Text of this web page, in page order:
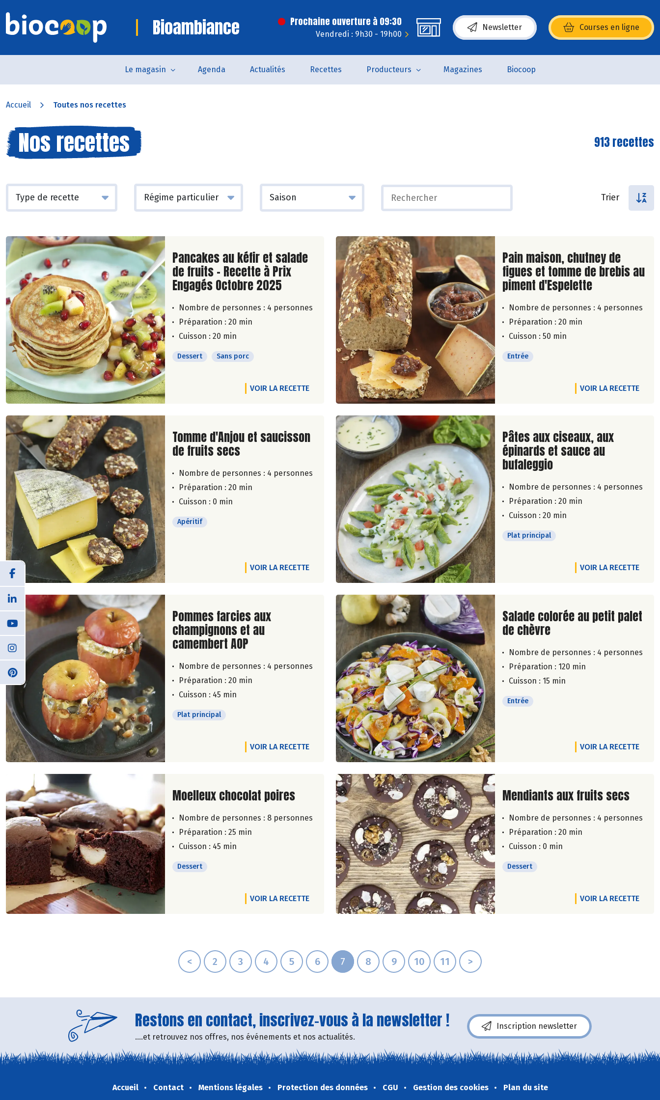
Bioambiance Prochaine ouverture à 09:30
Vendredi : 9h30 - 19h00
Newsletter Courses en ligne
(s’ouvre dans une nouvelle fenêtre)
Le magasin Agenda Actualités Recettes Producteurs Magazines Biocoop
Accueil Toutes nos recettes
Nos recettes 913 recettes
Trier
Lire la suite de la recette
Pancakes au kéfir et salade
de fruits - Recette à Prix
Engagés Octobre 2025
Nombre de personnes : 4 personnes
Préparation : 20 min
Cuisson : 20 min
Dessert Sans porc
VOIR LA RECETTE
Lire la suite de la recette
Pain maison, chutney de
figues et tomme de brebis au
piment d'Espelette
Nombre de personnes : 4 personnes
Préparation : 20 min
Cuisson : 50 min
Entrée
VOIR LA RECETTE
Lire la suite de la recette
Tomme d'Anjou et saucisson
de fruits secs
Nombre de personnes : 4 personnes
Préparation : 20 min
Cuisson : 0 min
Apéritif
VOIR LA RECETTE
Lire la suite de la recette
Pâtes aux ciseaux, aux
épinards et sauce au
bufaleggio
Nombre de personnes : 4 personnes
Préparation : 20 min
Cuisson : 20 min
Plat principal
VOIR LA RECETTE
Lire la suite de la recette
Pommes farcies aux
champignons et au
camembert AOP
Nombre de personnes : 4 personnes
Préparation : 20 min
Cuisson : 45 min
Plat principal
VOIR LA RECETTE
Lire la suite de la recette
Salade colorée au petit palet
de chèvre
Nombre de personnes : 4 personnes
Préparation : 120 min
Cuisson : 15 min
Entrée
VOIR LA RECETTE
Lire la suite de la recette
Moelleux chocolat poires
Nombre de personnes : 8 personnes
Préparation : 25 min
Cuisson : 45 min
Dessert
VOIR LA RECETTE
Lire la suite de la recette
Mendiants aux fruits secs
Nombre de personnes : 4 personnes
Préparation : 20 min
Cuisson : 0 min
Dessert
VOIR LA RECETTE
< 2 3 4 5 6 7 8 9 10 11 >
Restons en contact, inscrivez-vous à la newsletter !
....et retrouvez nos offres, nos événements et nos actualités.
Inscription newsletter
Accueil Contact Mentions légales Protection des données CGU Gestion des cookies Plan du site